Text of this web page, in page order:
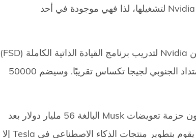
كتب ” Musk “: “ليس لدى شركة Tesla مكان لإرسال شرائح Nvidia لتشغيلها، لذا فهي موجودة في أحد
وأضاف أن Tesla ستستخدم قريبًا رقائق الذكاء الاصطناعي من Nvidia لتدريب برنامج القيادة الذاتية الكاملة (FSD)
في مصنع Gigafactory في أوستن، تكساس. “لقد اكتمل الامتداد الجنوبي لجيجا تكساس تقريبًا. وسيضم 50000
سيصوت مساهمو Tesla في 13 يونيو على ما إذا كانوا سيعيدون حزمة تعويضات Musk البالغة 56 مليار دولار بعد
أن أبطلتها محكمة في ولاية ديلاوير. صرح Musk سابقًا أنه لن يقوم بتطوير منتجات الذكاء الاصطناعي في Tesla إلا